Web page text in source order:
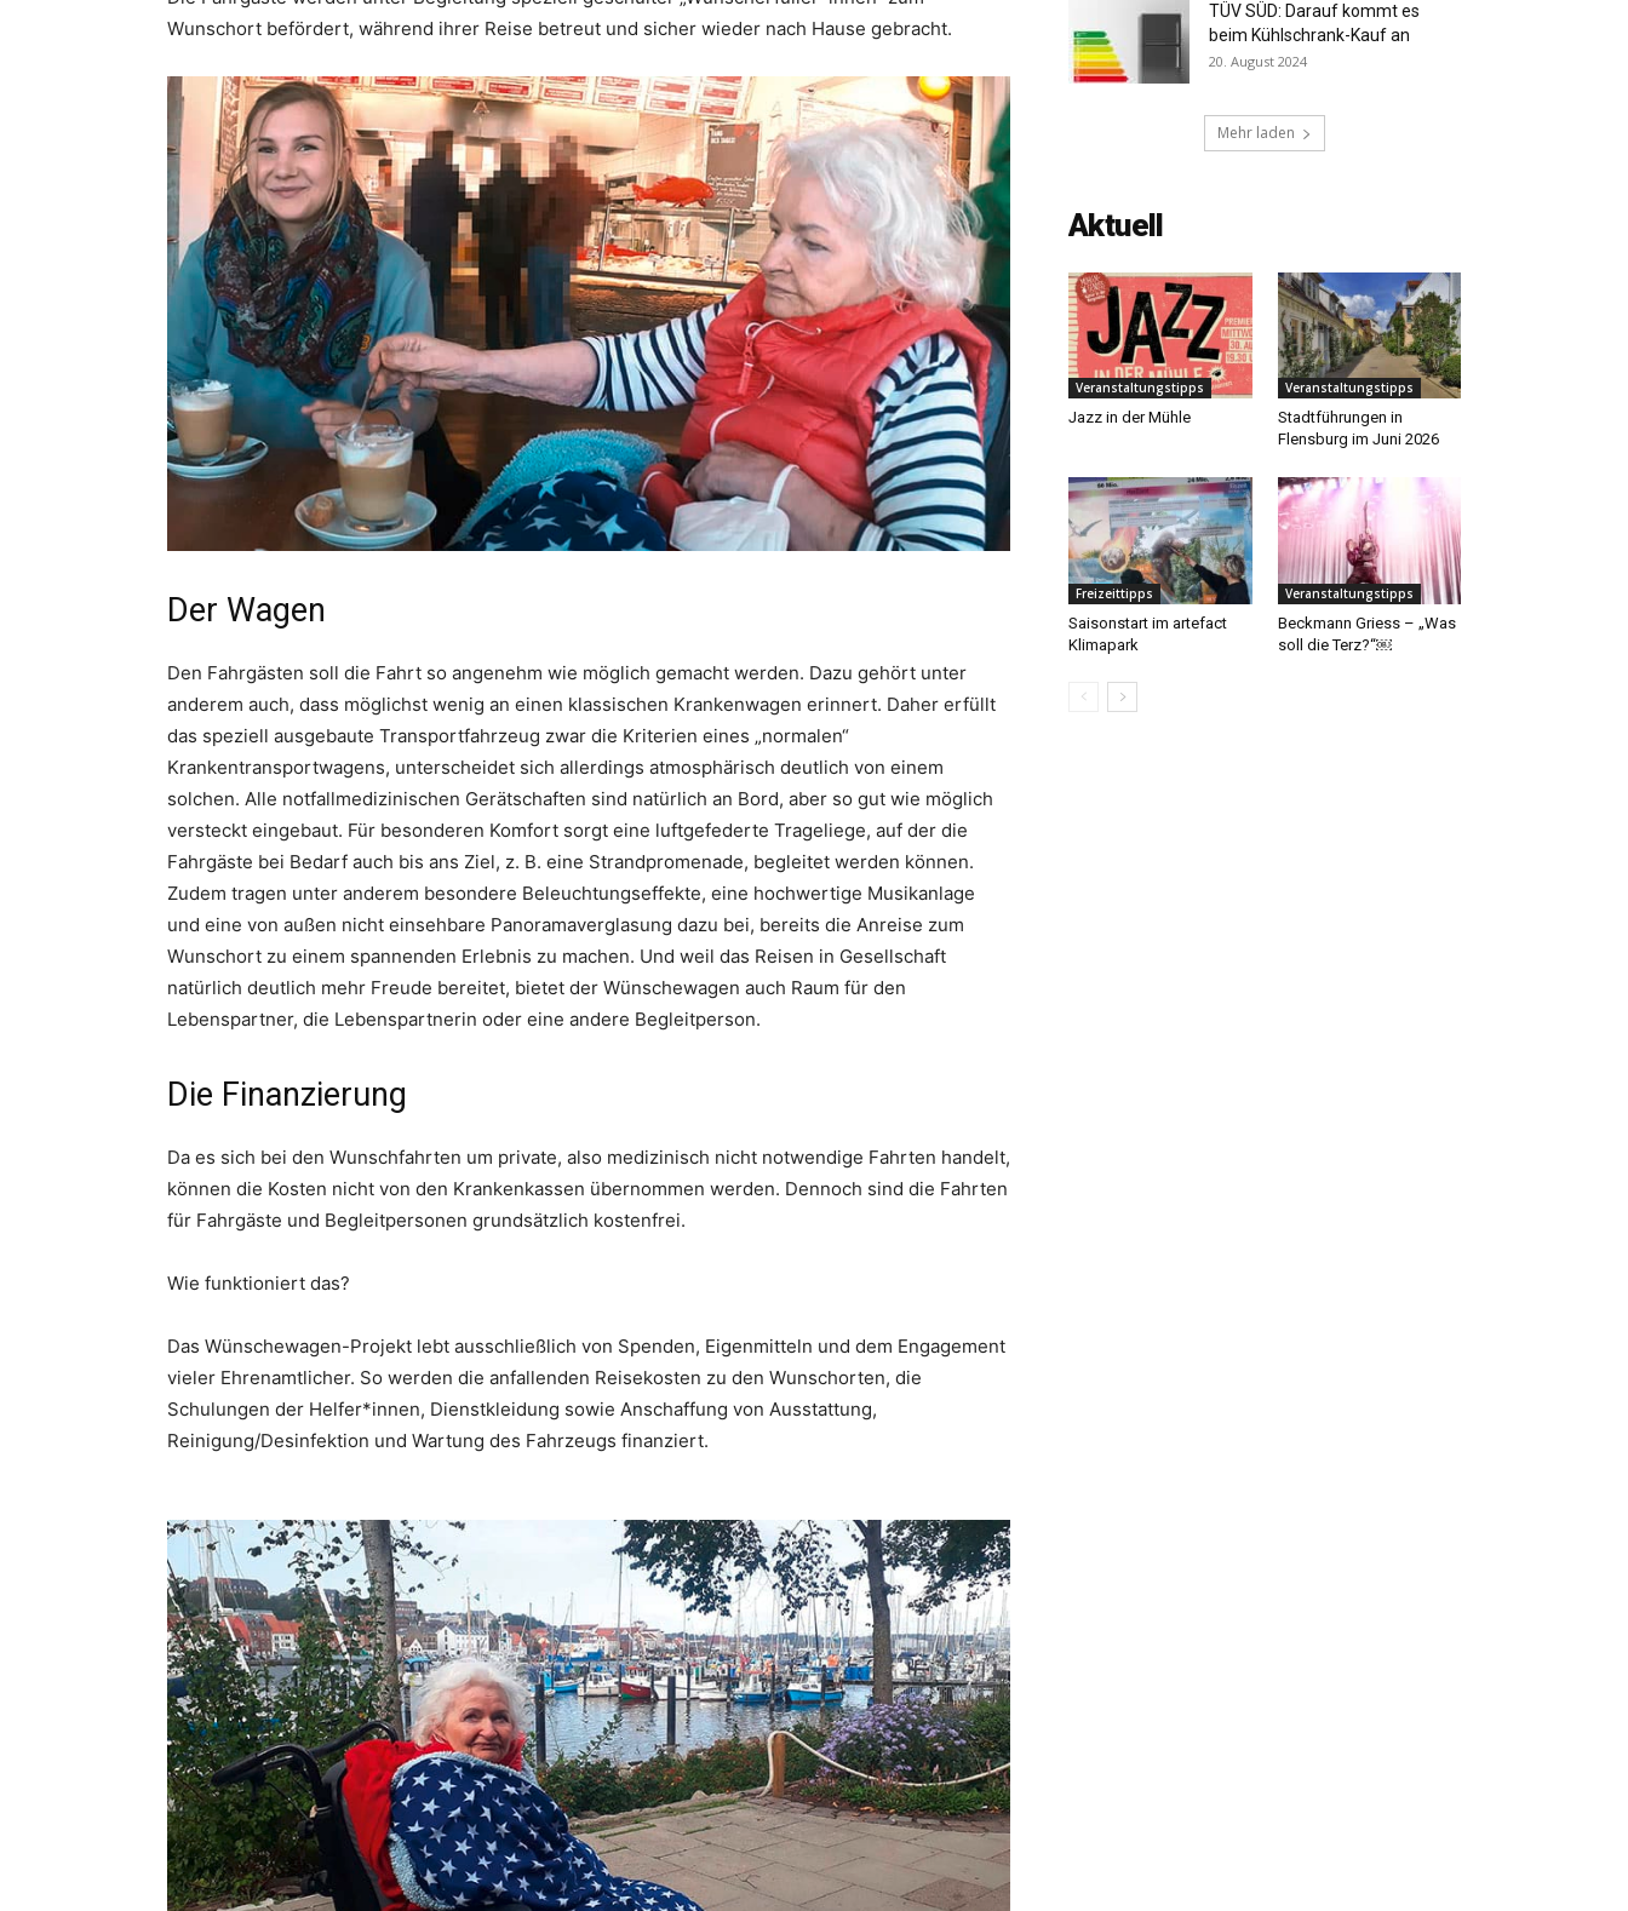
Wunschort befördert, während ihrer Reise betreut und sicher wieder nach Hause gebracht.
Der Wagen
Den Fahrgästen soll die Fahrt so angenehm wie möglich gemacht werden. Dazu gehört unter
anderem auch, dass möglichst wenig an einen klassischen Krankenwagen erinnert. Daher erfüllt
das speziell ausgebaute Transportfahrzeug zwar die Kriterien eines „normalen“
Krankentransportwagens, unterscheidet sich allerdings atmosphärisch deutlich von einem
solchen. Alle notfallmedizinischen Gerätschaften sind natürlich an Bord, aber so gut wie möglich
versteckt eingebaut. Für besonderen Komfort sorgt eine luftgefederte Trageliege, auf der die
Fahrgäste bei Bedarf auch bis ans Ziel, z. B. eine Strandpromenade, begleitet werden können.
Zudem tragen unter anderem besondere Beleuchtungseffekte, eine hochwertige Musikanlage
und eine von außen nicht einsehbare Panoramaverglasung dazu bei, bereits die Anreise zum
Wunschort zu einem spannenden Erlebnis zu machen. Und weil das Reisen in Gesellschaft
natürlich deutlich mehr Freude bereitet, bietet der Wünschewagen auch Raum für den
Lebenspartner, die Lebenspartnerin oder eine andere Begleitperson.
Die Finanzierung
Da es sich bei den Wunschfahrten um private, also medizinisch nicht notwendige Fahrten handelt,
können die Kosten nicht von den Krankenkassen übernommen werden. Dennoch sind die Fahrten
für Fahrgäste und Begleitpersonen grundsätzlich kostenfrei.
Wie funktioniert das?
Das Wünschewagen-Projekt lebt ausschließlich von Spenden, Eigenmitteln und dem Engagement
vieler Ehrenamtlicher. So werden die anfallenden Reisekosten zu den Wunschorten, die
Schulungen der Helfer*innen, Dienstkleidung sowie Anschaffung von Ausstattung,
Reinigung/Desinfektion und Wartung des Fahrzeugs finanziert.
TÜV SÜD: Darauf kommt es
beim Kühlschrank-Kauf an
20. August 2024
Mehr laden
Aktuell
Veranstaltungstipps
Jazz in der Mühle
Veranstaltungstipps
Stadtführungen in
Flensburg im Juni 2026
Freizeittipps
Saisonstart im artefact
Klimapark
Veranstaltungstipps
Beckmann Griess – „Was
soll die Terz?“￼